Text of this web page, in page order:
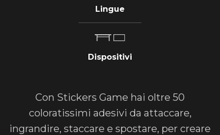
Lingue
Dispositivi
Con Stickers Game hai oltre 50
coloratissimi adesivi da attaccare,
ingrandire, staccare e spostare, per creare